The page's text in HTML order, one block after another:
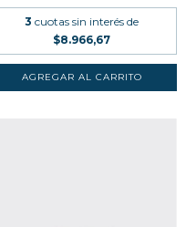
3 cuotas sin interés de
$8.966,67